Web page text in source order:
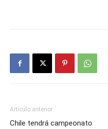
Artículo anterior
Chile tendrá campeonato